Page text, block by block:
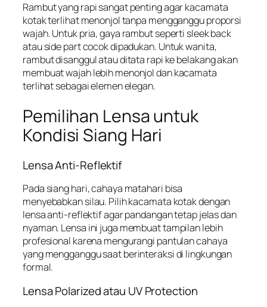
Rambut yang rapi sangat penting agar kacamata
kotak terlihat menonjol tanpa mengganggu proporsi
wajah. Untuk pria, gaya rambut seperti sleek back
atau side part cocok dipadukan. Untuk wanita,
rambut disanggul atau ditata rapi ke belakang akan
membuat wajah lebih menonjol dan kacamata
terlihat sebagai elemen elegan.
Pemilihan Lensa untuk
Kondisi Siang Hari
Lensa Anti-Reflektif
Pada siang hari, cahaya matahari bisa
menyebabkan silau. Pilih kacamata kotak dengan
lensa anti-reflektif agar pandangan tetap jelas dan
nyaman. Lensa ini juga membuat tampilan lebih
profesional karena mengurangi pantulan cahaya
yang mengganggu saat berinteraksi di lingkungan
formal.
Lensa Polarized atau UV Protection